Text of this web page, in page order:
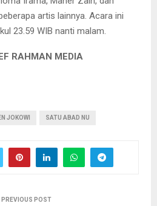
artis lainnya. Acara ini
23.59 WIB nanti malam.
RAHMAN MEDIA
JOKOWI SATU ABAD NU
PREVIOUS POST